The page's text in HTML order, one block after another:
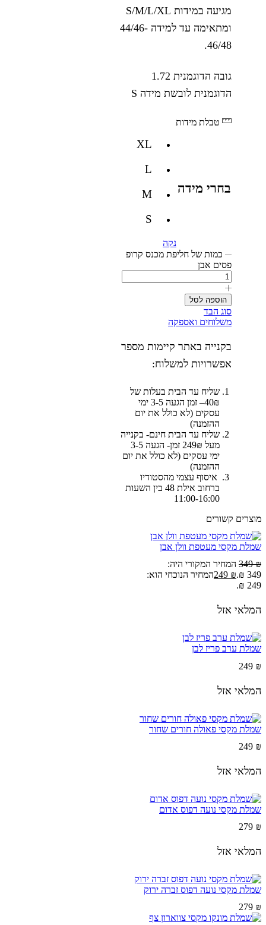
מגיעה במידות S/M/L/XL
ומתאימה עד למידה 44/46-
46/48.
גובה הדוגמנית 1.72
הדוגמנית לובשת מידה S
טבלת מידות
בחרי מידה
XL
L
M
S
נקה
כמות של חליפת מכנס קרופ
פסים אבן
הוספה לסל
סוג הבד
משלוחים ואספקה
בקנייה באתר קיימות מספר
אפשרויות למשלוח:
שליח עד הבית בעלות של
40₪– זמן הגעה 3-5 ימי
עסקים (לא כולל את יום
ההזמנה)
שליח עד הבית חינם- בקנייה
מעל 249₪ זמן- הגעה 3-5
ימי עסקים (לא כולל את יום
ההזמנה)
איסוף עצמי מהסטודיו
ברחוב אילת 48 בין השעות
11:00-16:00
מוצרים קשורים
שמלת מקסי מעטפת וולן אבן
349₪
המחיר המקורי היה:
349 ₪.
249 ₪
המחיר הנוכחי הוא:
249 ₪.
המלאי אזל
שמלת ערב פריז לבן
249 ₪
המלאי אזל
שמלת מקסי פאולה חורים שחור
249 ₪
המלאי אזל
שמלת מקסי נועה דפוס אדום
279 ₪
המלאי אזל
שמלת מקסי נועה דפוס זברה ירוק
279 ₪